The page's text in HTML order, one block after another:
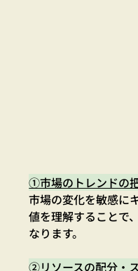
①市場のトレンドの
市場の変化を敏感に
値を理解することで
なります。
②リソースの配分・